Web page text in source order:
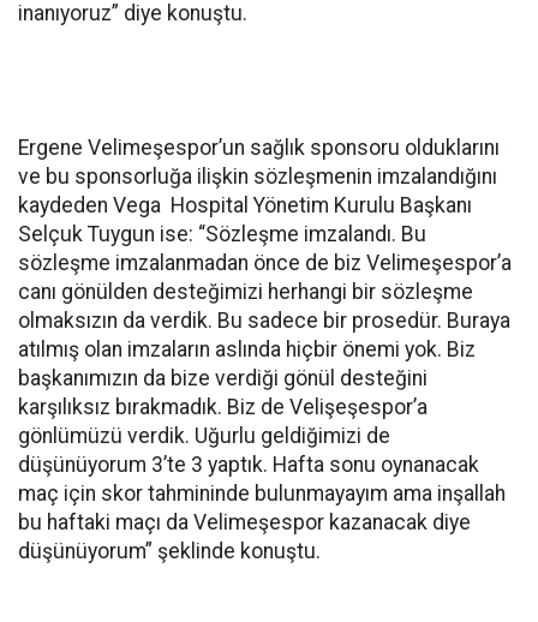
inanıyoruz” diye konuştu.
Ergene Velimeşespor’un sağlık sponsoru olduklarını
ve bu sponsorluğa ilişkin sözleşmenin imzalandığını
kaydeden Vega Hospital Yönetim Kurulu Başkanı
Selçuk Tuygun ise: “Sözleşme imzalandı. Bu
sözleşme imzalanmadan önce de biz Velimeşespor’a
canı gönülden desteğimizi herhangi bir sözleşme
olmaksızın da verdik. Bu sadece bir prosedür. Buraya
atılmış olan imzaların aslında hiçbir önemi yok. Biz
başkanımızın da bize verdiği gönül desteğini
karşılıksız bırakmadık. Biz de Velişeşespor’a
gönlümüzü verdik. Uğurlu geldiğimizi de
düşünüyorum 3’te 3 yaptık. Hafta sonu oynanacak
maç için skor tahmininde bulunmayayım ama inşallah
bu haftaki maçı da Velimeşespor kazanacak diye
düşünüyorum” şeklinde konuştu.